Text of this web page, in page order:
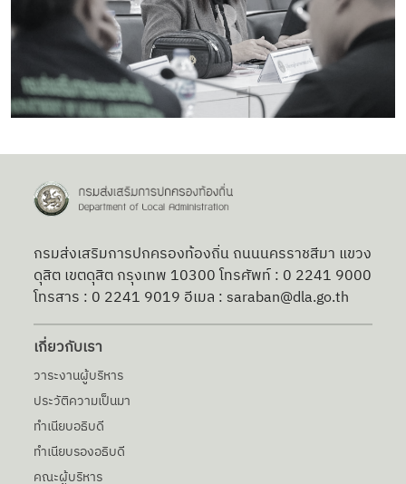
กรมส่งเสริมการปกครองท้องถิ่น ถนนนครราชสีมา แขวง
ดุสิต เขตดุสิต กรุงเทพ 10300 โทรศัพท์ : 0 2241 9000
โทรสาร : 0 2241 9019 อีเมล : saraban@dla.go.th
เกี่ยวกับเรา
วาระงานผู้บริหาร
ประวัติความเป็นมา
ทำเนียบอธิบดี
ทำเนียบรองอธิบดี
คณะผู้บริหาร